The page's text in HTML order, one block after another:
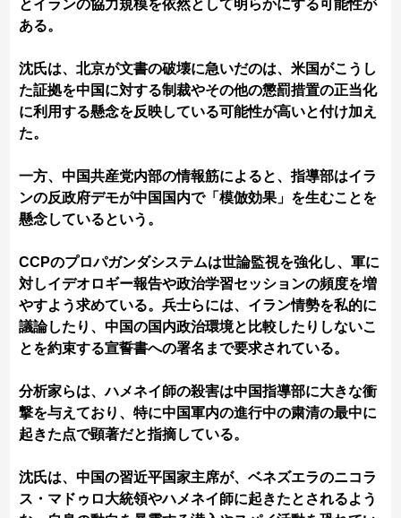
とイランの協力規模を依然として明らかにする可能性が
ある。
沈氏は、北京が文書の破壊に急いだのは、米国がこうし
た証拠を中国に対する制裁やその他の懲罰措置の正当化
に利用する懸念を反映している可能性が高いと付け加え
た。
一方、中国共産党内部の情報筋によると、指導部はイラ
ンの反政府デモが中国国内で「模倣効果」を生むことを
懸念しているという。
CCPのプロパガンダシステムは世論監視を強化し、軍に
対しイデオロギー報告や政治学習セッションの頻度を増
やすよう求めている。兵士らには、イラン情勢を私的に
議論したり、中国の国内政治環境と比較したりしないこ
とを約束する宣誓書への署名まで要求されている。
分析家らは、ハメネイ師の殺害は中国指導部に大きな衝
撃を与えており、特に中国軍内の進行中の粛清の最中に
起きた点で顕著だと指摘している。
沈氏は、中国の習近平国家主席が、ベネズエラのニコラ
ス・マドゥロ大統領やハメネイ師に起きたとされるよう